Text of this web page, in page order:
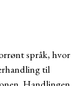
språk, hvor
til